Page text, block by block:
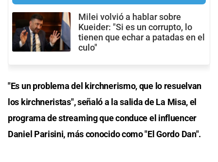
Milei volvió a hablar sobre
Kueider: "Si es un corrupto, lo
tienen que echar a patadas en el
culo"
"Es un problema del kirchnerismo, que lo resuelvan
los kirchneristas", señaló a la salida de La Misa, el
programa de streaming que conduce el influencer
Daniel Parisini, más conocido como "El Gordo Dan".